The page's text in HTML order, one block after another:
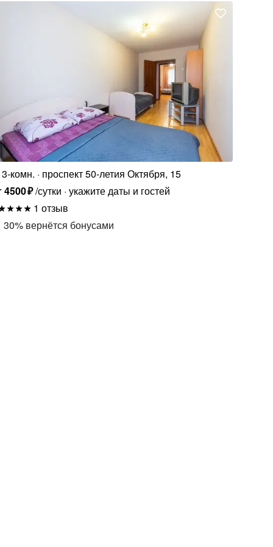
3-комн.
проспект 50-летия Октября, 15
4500₽/сутки укажите даты и гостей
1 отзыв
30% вернётся бонусами